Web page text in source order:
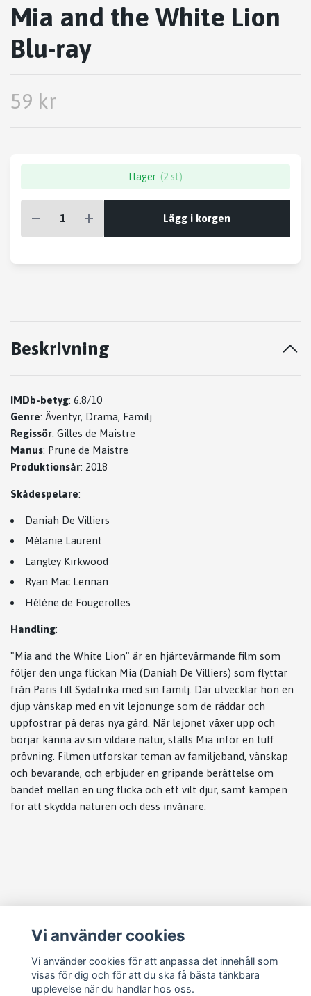
Mia and the White Lion
Blu-ray
59 kr
I lager (2 st)
Lägg i korgen
Beskrivning
IMDb-betyg: 6.8/10
Genre: Äventyr, Drama, Familj
Regissör: Gilles de Maistre
Manus: Prune de Maistre
Produktionsår: 2018
Skådespelare:
Daniah De Villiers
Mélanie Laurent
Langley Kirkwood
Ryan Mac Lennan
Hélène de Fougerolles
Handling:
"Mia and the White Lion" är en hjärtevärmande film som
följer den unga flickan Mia (Daniah De Villiers) som flyttar
från Paris till Sydafrika med sin familj. Där utvecklar hon en
djup vänskap med en vit lejonunge som de räddar och
uppfostrar på deras nya gård. När lejonet växer upp och
börjar känna av sin vildare natur, ställs Mia inför en tuff
prövning. Filmen utforskar teman av familjeband, vänskap
och bevarande, och erbjuder en gripande berättelse om
bandet mellan en ung flicka och ett vilt djur, samt kampen
för att skydda naturen och dess invånare.
Köpvillkor
Kontakt
Cookie Concent
Vi använder cookies
Vi använder cookies för att anpassa det innehåll som
visas för dig och för att du ska få bästa tänkbara
upplevelse när du handlar hos oss.